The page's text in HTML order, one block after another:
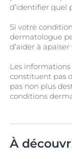
d’identifier quel
Si votre
dermatologue
d’aider à
Les
constituent pas
pas non plus
conditions
À